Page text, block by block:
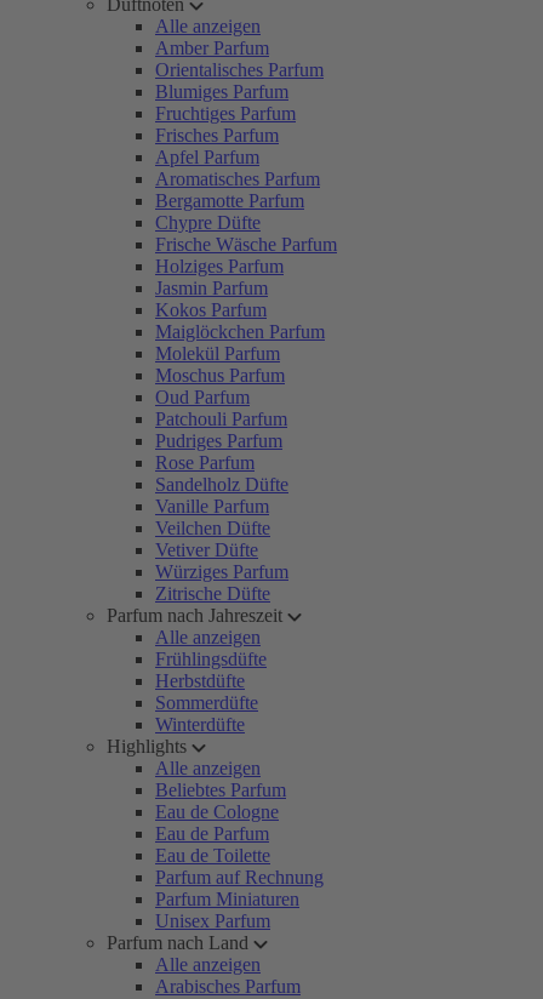
Duftnoten
Alle anzeigen
Amber Parfum
Orientalisches Parfum
Blumiges Parfum
Fruchtiges Parfum
Frisches Parfum
Apfel Parfum
Aromatisches Parfum
Bergamotte Parfum
Chypre Düfte
Frische Wäsche Parfum
Holziges Parfum
Jasmin Parfum
Kokos Parfum
Maiglöckchen Parfum
Molekül Parfum
Moschus Parfum
Oud Parfum
Patchouli Parfum
Pudriges Parfum
Rose Parfum
Sandelholz Düfte
Vanille Parfum
Veilchen Düfte
Vetiver Düfte
Würziges Parfum
Zitrische Düfte
Parfum nach Jahreszeit
Alle anzeigen
Frühlingsdüfte
Herbstdüfte
Sommerdüfte
Winterdüfte
Highlights
Alle anzeigen
Beliebtes Parfum
Eau de Cologne
Eau de Parfum
Eau de Toilette
Parfum auf Rechnung
Parfum Miniaturen
Unisex Parfum
Parfum nach Land
Alle anzeigen
Arabisches Parfum